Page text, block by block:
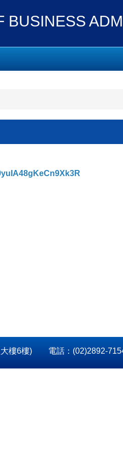
大樓6樓) 電話：(02)2892-